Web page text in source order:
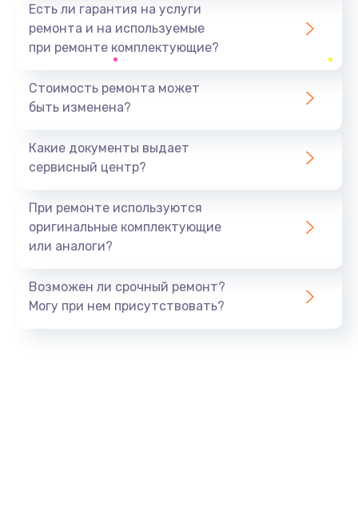
от 500 руб.
Замена разъема питания
Заказать
Замена Bluetooth модуля
от 880 руб.
Есть ли гарантия на услуги
ремонта и на используемые
при ремонте комплектующие?
Стоимость ремонта может
быть изменена?
Какие документы выдает
сервисный центр?
При ремонте используются
оригинальные комплектующие
или аналоги?
Возможен ли срочный ремонт?
Могу при нем присутствовать?